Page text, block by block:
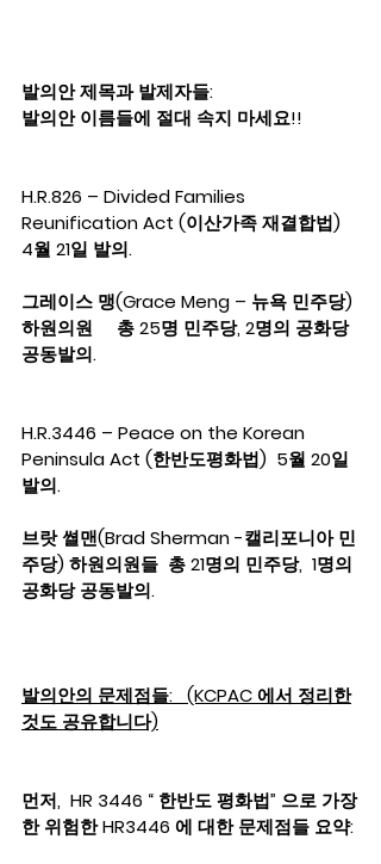
발의안 제목과 발제자들:
발의안 이름들에 절대 속지 마세요!!
H.R.826 – Divided Families
Reunification Act (이산가족 재결합법)
4월 21일 발의.
그레이스 맹(Grace Meng – 뉴욕 민주당)
하원의원     총 25명 민주당, 2명의 공화당
공동발의.
H.R.3446 – Peace on the Korean
Peninsula Act (한반도평화법)  5월 20일
발의.
브랏 쎨맨(Brad Sherman -캘리포니아 민
주당) 하원의원들  총 21명의 민주당,  1명의
공화당 공동발의.
발의안의 문제점들:   (KCPAC 에서 정리한
것도 공유합니다)
먼저,  HR 3446 “ 한반도 평화법” 으로 가장
한 위험한 HR3446 에 대한 문제점들 요약: